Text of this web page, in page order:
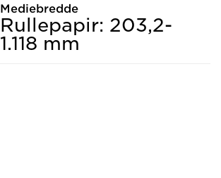
Mediebredde
Rullepapir: 203,2-
1.118 mm